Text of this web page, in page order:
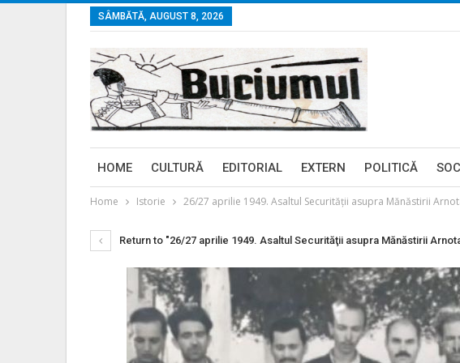
SÂMBĂTĂ, AUGUST 8, 2026
HOME CULTURĂ EDITORIAL EXTERN POLITICĂ
Home Istorie 26/27 aprilie 1949. Asaltul Securităţii asupra Mănăstirii
Return to "26/27 aprilie 1949. Asaltul Securităţii asupra Mănăstirii